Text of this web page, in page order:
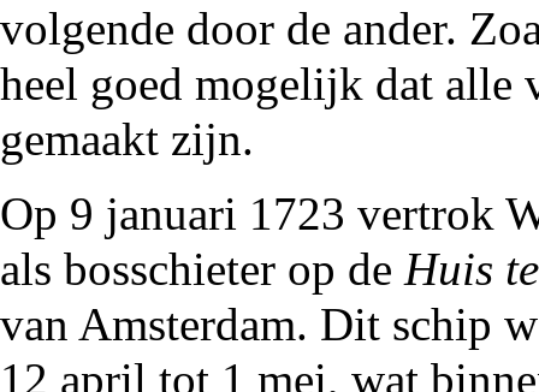
volgende door de ander.
heel goed mogelijk dat
gemaakt zijn.
Op 9 januari 1723 vertrok
als bosschieter op de Huis
van Amsterdam. Dit schip
12 april tot 1 mei, wat